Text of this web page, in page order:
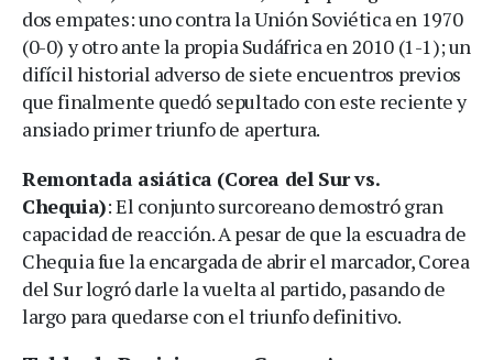
dos empates: uno contra la Unión Soviética en 1970
(0-0) y otro ante la propia Sudáfrica en 2010 (1-1); un
difícil historial adverso de siete encuentros previos
que finalmente quedó sepultado con este reciente y
ansiado primer triunfo de apertura.
Remontada asiática (Corea del Sur vs.
Chequia): El conjunto surcoreano demostró gran
capacidad de reacción. A pesar de que la escuadra de
Chequia fue la encargada de abrir el marcador, Corea
del Sur logró darle la vuelta al partido, pasando de
largo para quedarse con el triunfo definitivo.